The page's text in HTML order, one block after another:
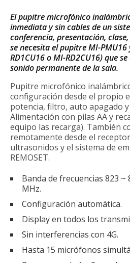
El pupitre microfónico
inmediata y sin cables de un
conferencia, presentación,
se necesita el pupitre MI-
RD1CU16 o MI-RD2CU16) que
sonido permanente de la sala.
Pupitre microfónico
configuración desde el propio
potencia, filtro, auto apagado
Alimentación con pilas AA y
equipo las recarga). También
remotamente desde el
ultrasonidos y el sistema de
REMOSET.
Banda de frecuencias 823 ~
MHz.
Configuración automática.
Display en todos los
Sin interferencias con 4G.
Hasta 15 micrófonos